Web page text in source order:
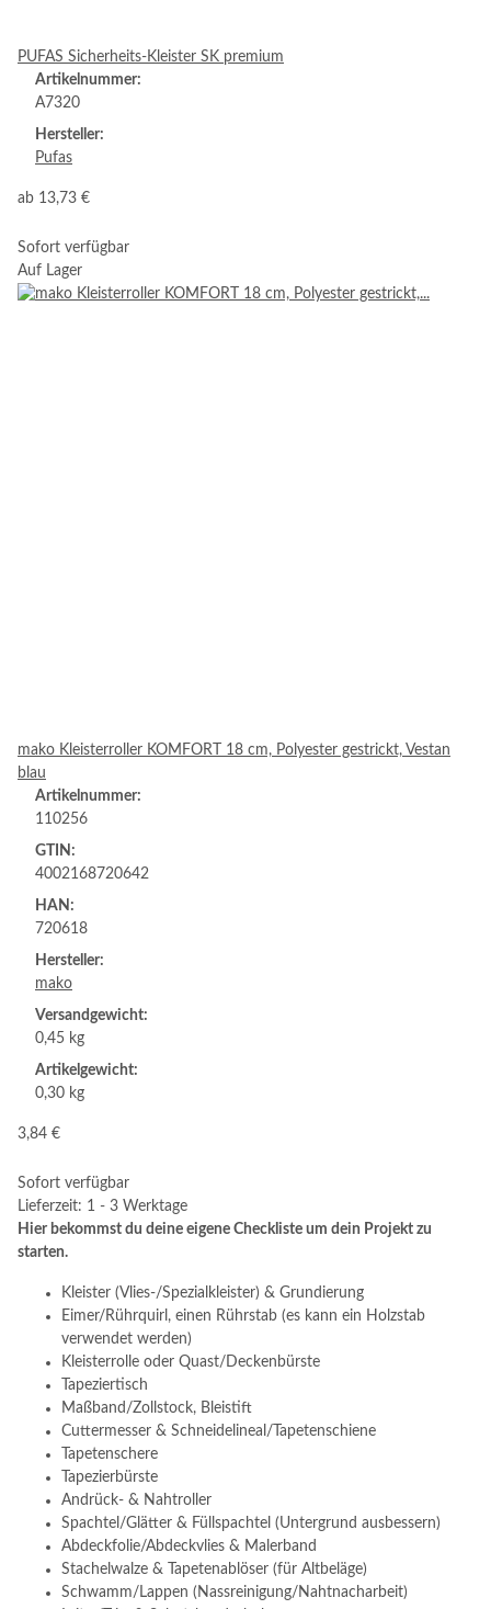
PUFAS Sicherheits-Kleister SK premium
Artikelnummer:
A7320
Hersteller:
Pufas
ab 13,73 €
Sofort verfügbar
Auf Lager
mako Kleisterroller KOMFORT 18 cm, Polyester gestrickt, Vestan
blau
Artikelnummer:
110256
GTIN:
4002168720642
HAN:
720618
Hersteller:
mako
Versandgewicht:
0,45 kg
Artikelgewicht:
0,30 kg
3,84 €
Sofort verfügbar
Lieferzeit: 1 - 3 Werktage
Hier bekommst du deine eigene Checkliste um dein Projekt zu
starten.
Kleister (Vlies-/Spezialkleister) & Grundierung
Eimer/Rührquirl, einen Rührstab (es kann ein Holzstab
verwendet werden)
Kleisterrolle oder Quast/Deckenbürste
Tapeziertisch
Maßband/Zollstock, Bleistift
Cuttermesser & Schneidelineal/Tapetenschiene
Tapetenschere
Tapezierbürste
Andrück- & Nahtroller
Spachtel/Glätter & Füllspachtel (Untergrund ausbessern)
Abdeckfolie/Abdeckvlies & Malerband
Stachelwalze & Tapetenablöser (für Altbeläge)
Schwamm/Lappen (Nassreinigung/Nahtnacharbeit)